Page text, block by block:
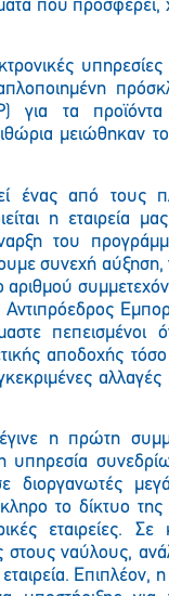
που προσφέρει,
υπηρεσίες
για τα προϊόντα
μειώθηκαν το
ένας από τους
η εταιρεία
του
συνεχή αύξηση,
πεπεισμένοι
αποδοχής
αλλαγές
η πρώτη
υπηρεσία
διοργανωτές
το δίκτυο
εταιρείες. Σε
στους ναύλους,
Επιπλέον,